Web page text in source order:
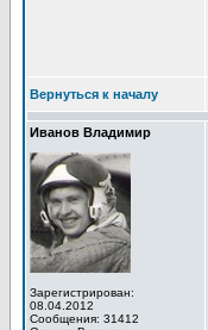
Вернуться к началу
Иванов Владимир
Зарегистрирован:
08.04.2012
Сообщения: 31412